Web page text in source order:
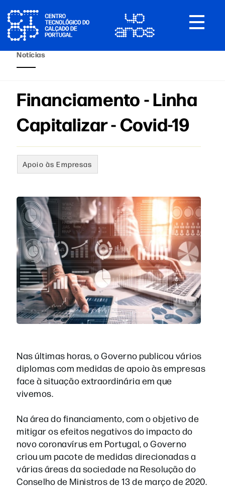
Toggle
Notícias
Financiamento - Linha
Capitalizar - Covid-19
Apoio às Empresas
Nas últimas horas, o Governo publicou vários
diplomas com medidas de apoio às empresas
face à situação extraordinária em que
vivemos.
Na área do financiamento, com o objetivo de
mitigar os efeitos negativos do impacto do
novo coronavírus em Portugal, o Governo
criou um pacote de medidas direcionadas a
várias áreas da sociedade na Resolução do
Conselho de Ministros de 13 de março de 2020.